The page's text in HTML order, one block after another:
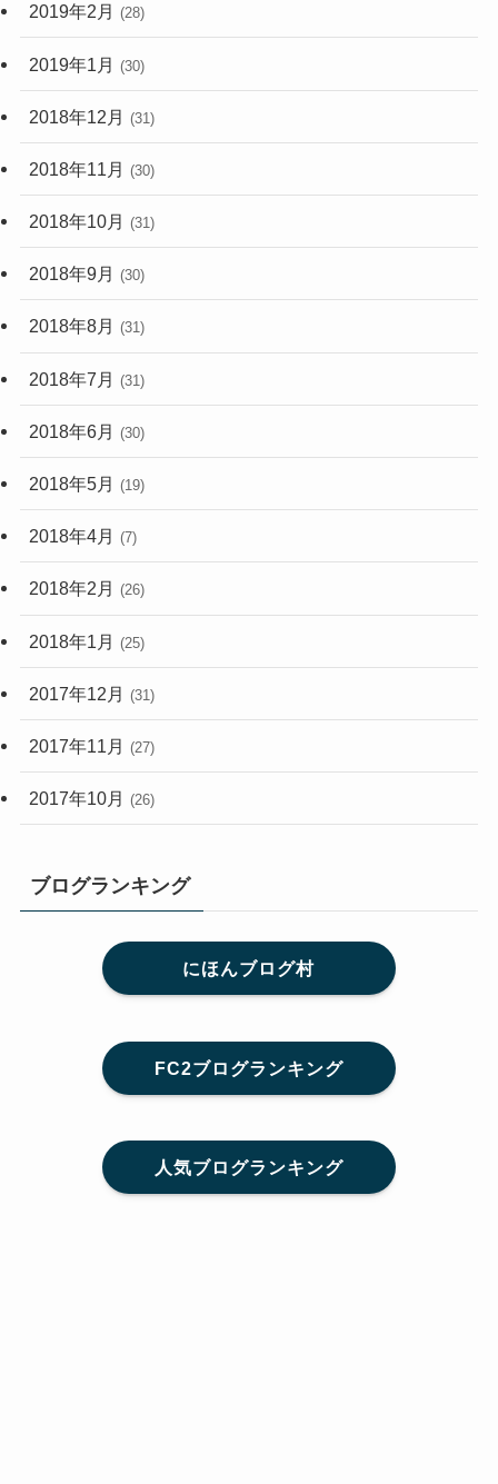
2019年2月 (28)
2019年1月 (30)
2018年12月 (31)
2018年11月 (30)
2018年10月 (31)
2018年9月 (30)
2018年8月 (31)
2018年7月 (31)
2018年6月 (30)
2018年5月 (19)
2018年4月 (7)
2018年2月 (26)
2018年1月 (25)
2017年12月 (31)
2017年11月 (27)
2017年10月 (26)
ブログランキング
にほんブログ村
FC2ブログランキング
人気ブログランキング